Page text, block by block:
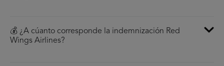
💰 ¿A cúanto corresponde la indemnización Red
Wings Airlines?